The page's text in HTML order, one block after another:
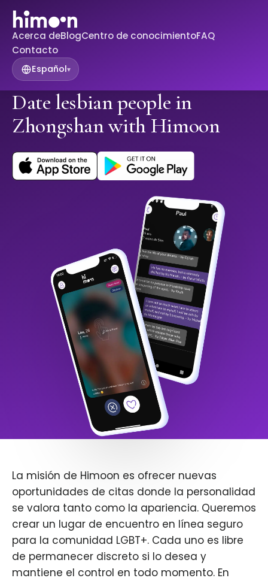
Acerca deBlogCentro de conocimientoFAQ
Contacto
Español▾
Date lesbian people in
Zhongshan with Himoon
La misión de Himoon es ofrecer nuevas
oportunidades de citas donde la personalidad
se valora tanto como la apariencia. Queremos
crear un lugar de encuentro en línea seguro
para la comunidad LGBT+. Cada uno es libre
de permanecer discreto si lo desea y
mantiene el control en todo momento. En